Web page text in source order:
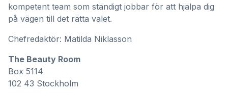
kompetent team som ständigt jobbar för att hjälpa dig
på vägen till det rätta valet.
Chefredaktör: Matilda Niklasson
The Beauty Room
Box 5114
102 43 Stockholm